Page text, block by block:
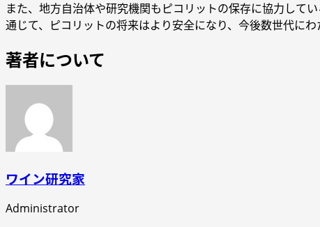
また、地方自治体や研究機関もピコリットの保存に協力して
通じて、ピコリットの将来はより安全になり、今後数世代に
著者について
ワイン研究家
Administrator